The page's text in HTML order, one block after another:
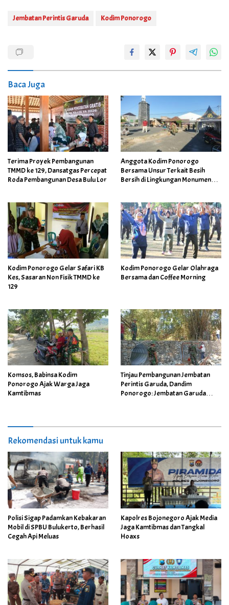
Jembatan Perintis Garuda Kodim Ponorogo
Baca Juga
Terima Proyek Pembangunan
TMMD ke 129, Dansatgas Percepat
Roda Pembangunan Desa Bulu Lor
Anggota Kodim Ponorogo
Bersama Unsur Terkait Besih
Bersih di Lingkungan Monumen
Kodim Ponorogo Gelar Safari KB
Kes, Sasaran Non Fisik TMMD ke
129
Kodim Ponorogo Gelar Olahraga
Bersama dan Coffee Morning
Komsos, Babinsa Kodim
Ponorogo Ajak Warga Jaga
Kamtibmas
Tinjau Pembangunan Jembatan
Perintis Garuda, Dandim
Ponorogo: Jembatan Garuda
Rekomendasi untuk kamu
Polisi Sigap Padamkan Kebakaran
Mobil di SPBU Bulukerto, Berhasil
Cegah Api Meluas
Kapolres Bojonegoro Ajak Media
Jaga Kamtibmas dan Tangkal
Hoaxs